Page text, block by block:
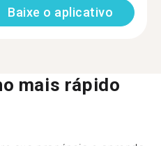
Baixe o aplicativo
mais rápido